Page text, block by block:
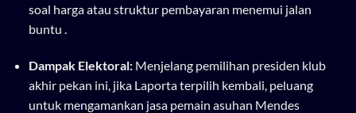
soal harga atau struktur pembayaran menemui jalan
buntu .
Dampak Elektoral:Menjelang pemilihan presiden klub
akhir pekan ini, jika Laporta terpilih kembali, peluang
untuk mengamankan jasa pemain asuhan Mendes